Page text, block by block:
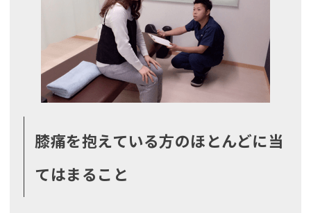
膝痛を抱えている方のほとんどに当
てはまること